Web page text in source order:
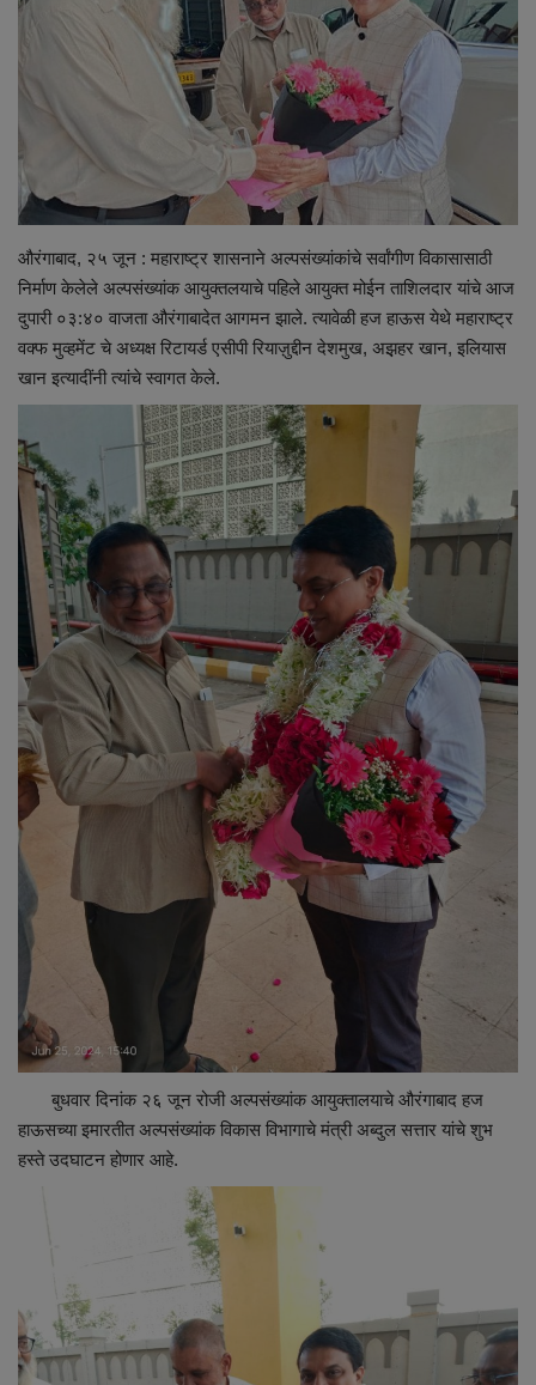
Maharashtra
Crime
Politics
National
Educational
Health
World News
Sports
Editor Choice
Sociàl
औरंगाबाद, २५ जून : महाराष्ट्र शासनाने अल्पसंख्यांकांचे सर्वांगीण विकासासाठी
निर्माण केलेले अल्पसंख्यांक आयुक्तलयाचे पहिले आयुक्त मोईन ताशिलदार यांचे आज
दुपारी ०३:४० वाजता औरंगाबादेत आगमन झाले. त्यावेळी हज हाऊस येथे महाराष्ट्र
वक्फ मुव्हमेंट चे अध्यक्ष रिटायर्ड एसीपी रियाज़ुद्दीन देशमुख, अझ़हर खान, इलियास
खान इत्यादींनी त्यांचे स्वागत केले.
बुधवार दिनांक २६ जून रोजी अल्पसंख्यांक आयुक्तालयाचे औरंगाबाद हज
हाऊसच्या इमारतीत अल्पसंख्यांक विकास विभागाचे मंत्री अब्दुल सत्तार यांचे शुभ
हस्ते उदघाटन होणार आहे.